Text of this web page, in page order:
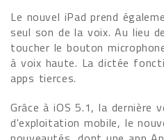
Le nouvel iPad prend
seul son de la voix. Au lieu
toucher le bouton
à voix haute. La dictée
apps tierces.
Grâce à iOS 5.1, la dernière
d'exploitation mobile, le